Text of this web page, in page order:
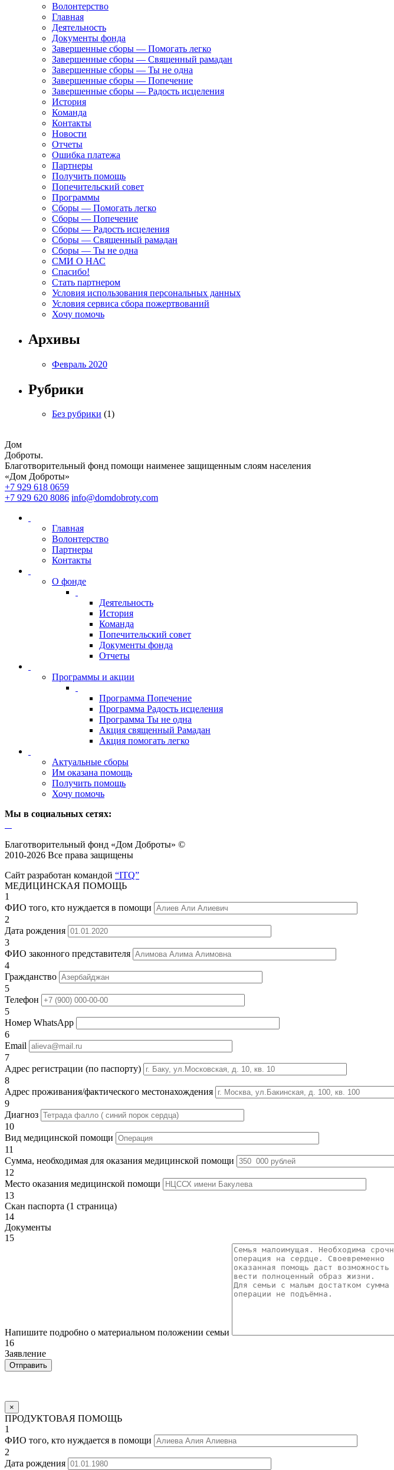
Волонтерство
Главная
Деятельность
Документы фонда
Завершенные сборы — Помогать легко
Завершенные сборы — Священный рамадан
Завершенные сборы — Ты не одна
Завершенные сборы — Попечение
Завершенные сборы — Радость исцеления
История
Команда
Контакты
Новости
Отчеты
Ошибка платежа
Партнеры
Получить помощь
Попечительский совет
Программы
Сборы — Помогать легко
Сборы — Попечение
Сборы — Радость исцеления
Сборы — Священный рамадан
Сборы — Ты не одна
СМИ О НАС
Спасибо!
Стать партнером
Условия использования персональных данных
Условия сервиса сбора пожертвований
Хочу помочь
Архивы
Февраль 2020
Рубрики
Без рубрики (1)
Дом
Доброты.
Благотворительный фонд помощи наименее защищенным слоям населения
«Дом Доброты»
+7 929 618 0659
+7 929 620 8086 info@domdobroty.com
Главная
Волонтерство
Партнеры
Контакты
О фонде
Деятельность
История
Команда
Попечительский совет
Документы фонда
Отчеты
Программы и акции
Программа Попечение
Программа Радость исцеления
Программа Ты не одна
Акция священный Рамадан
Акция помогать легко
Актуальные сборы
Им оказана помощь
Получить помощь
Хочу помочь
Мы в социальных сетях:
Благотворительный фонд «Дом Доброты» ©
2010-2026 Все права защищены
Сайт разработан командой “ITQ”
МЕДИЦИНСКАЯ ПОМОЩЬ
1
ФИО того, кто нуждается в помощи
2
Дата рождения
3
ФИО законного представителя
4
Гражданство
5
Телефон
5
Номер WhatsApp
6
Email
7
Адрес регистрации (по паспорту)
8
Адрес проживания/фактического местонахождения
9
Диагноз
10
Вид медицинской помощи
11
Сумма, необходимая для оказания медицинской помощи
12
Место оказания медицинской помощи
13
Скан паспорта (1 страница)
14
Документы
15
Напишите подробно о материальном положении семьи
16
Заявление
×
ПРОДУКТОВАЯ ПОМОЩЬ
1
ФИО того, кто нуждается в помощи
2
Дата рождения